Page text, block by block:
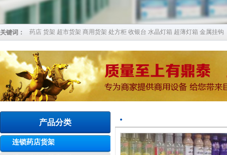
关键词： 药店 货架 超市货架 商用货架 处方柜 收银台 水晶灯箱 超薄灯箱 金属挂钩
产品分类
连锁药店货架